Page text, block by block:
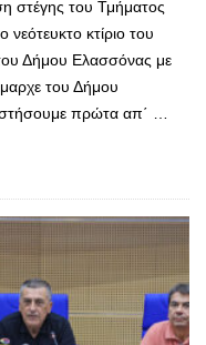
στέγης του Τμήματος
κτίριο του
Δήμου Ελασσόνας με
του Δήμου
πρώτα απ΄ …